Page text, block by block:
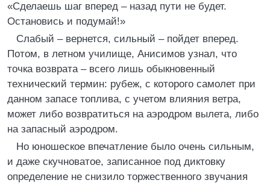
«Сделаешь шаг вперед – назад пути не будет.
Остановись и подумай!»
Слабый – вернется, сильный – пойдет вперед.
Потом, в летном училище, Анисимов узнал, что
точка возврата – всего лишь обыкновенный
технический термин: рубеж, с которого самолет при
данном запасе топлива, с учетом влияния ветра,
может либо возвратиться на аэродром вылета, либо
на запасный аэродром.
Но юношеское впечатление было очень сильным,
и даже скучноватое, записанное под диктовку
определение не снизило торжественного звучания